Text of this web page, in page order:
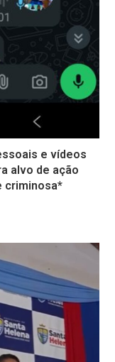
e vídeos
alvo de ação
criminosa*